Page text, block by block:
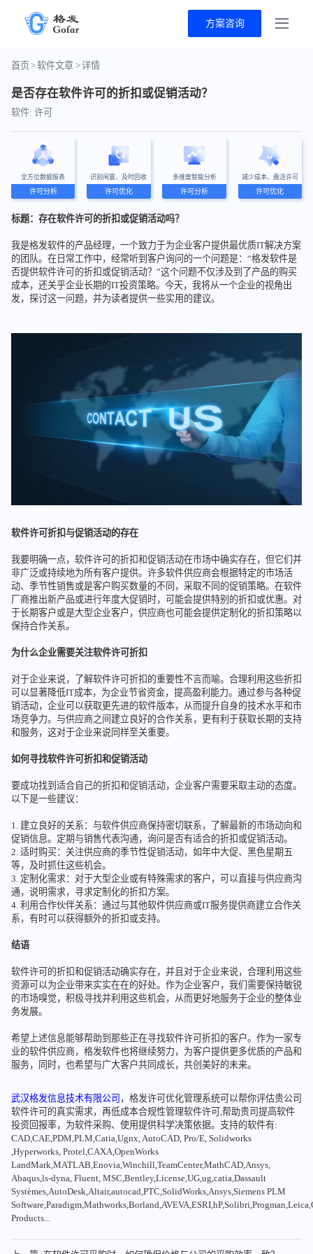
方案咨询
首页>软件文章 >详情
是否存在软件许可的折扣或促销活动？
软件: 许可
全方位数据报表
许可分析
识别闲置、及时回收
许可优化
多维度智能分析
许可分析
减少成本、盘活许可
许可优化
标题：存在软件许可的折扣或促销活动吗？
我是格发软件的产品经理，一个致力于为企业客户提供最优质IT解决方案
的团队。在日常工作中，经常听到客户询问的一个问题是：“格发软件是
否提供软件许可的折扣或促销活动？”这个问题不仅涉及到了产品的购买
成本，还关乎企业长期的IT投资策略。今天，我将从一个企业的视角出
发，探讨这一问题，并为读者提供一些实用的建议。
软件许可折扣与促销活动的存在
我要明确一点，软件许可的折扣和促销活动在市场中确实存在，但它们并
非广泛或持续地为所有客户提供。许多软件供应商会根据特定的市场活
动、季节性销售或是客户购买数量的不同，采取不同的促销策略。在软件
厂商推出新产品或进行年度大促销时，可能会提供特别的折扣或优惠。对
于长期客户或是大型企业客户，供应商也可能会提供定制化的折扣策略以
保持合作关系。
为什么企业需要关注软件许可折扣
对于企业来说，了解软件许可折扣的重要性不言而喻。合理利用这些折扣
可以显著降低IT成本，为企业节省资金，提高盈利能力。通过参与各种促
销活动，企业可以获取更先进的软件版本，从而提升自身的技术水平和市
场竞争力。与供应商之间建立良好的合作关系，更有利于获取长期的支持
和服务，这对于企业来说同样至关重要。
如何寻找软件许可折扣和促销活动
要成功找到适合自己的折扣和促销活动，企业客户需要采取主动的态度。
以下是一些建议：
1. 建立良好的关系：与软件供应商保持密切联系，了解最新的市场动向和
促销信息。定期与销售代表沟通，询问是否有适合的折扣或促销活动。
2. 适时购买：关注供应商的季节性促销活动，如年中大促、黑色星期五
等，及时抓住这些机会。
3. 定制化需求：对于大型企业或有特殊需求的客户，可以直接与供应商沟
通，说明需求，寻求定制化的折扣方案。
4. 利用合作伙伴关系：通过与其他软件供应商或IT服务提供商建立合作关
系，有时可以获得额外的折扣或支持。
结语
软件许可的折扣和促销活动确实存在，并且对于企业来说，合理利用这些
资源可以为企业带来实实在在的好处。作为企业客户，我们需要保持敏锐
的市场嗅觉，积极寻找并利用这些机会，从而更好地服务于企业的整体业
务发展。
希望上述信息能够帮助到那些正在寻找软件许可折扣的客户。作为一家专
业的软件供应商，格发软件也将继续努力，为客户提供更多优质的产品和
服务，同时，也希望与广大客户共同成长，共创美好的未来。
武汉格发信息技术有限公司 ，格发许可优化管理系统可以帮你评估贵公司
软件许可的真实需求，再低成本合规性管理软件许可,帮助贵司提高软件
投资回报率，为软件采购、使用提供科学决策依据。支持的软件有:
CAD,CAE,PDM,PLM,Catia,Ugnx, AutoCAD, Pro/E, Solidworks
,Hyperworks, Protel,CAXA,OpenWorks
LandMark,MATLAB,Enovia,Winchill,TeamCenter,MathCAD,Ansys,
Abaqus,ls-dyna, Fluent, MSC,Bentley,License,UG,ug,catia,Dassault
Systèmes,AutoDesk,Altair,autocad,PTC,SolidWorks,Ansys,Siemens PLM
Products...